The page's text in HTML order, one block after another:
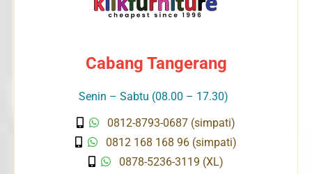
Cabang Tangerang
Senin – Sabtu (08.00 – 17.30)
0812-8793-0687 (simpati)
0812 168 168 96 (simpati)
0878-5236-3119 (XL)